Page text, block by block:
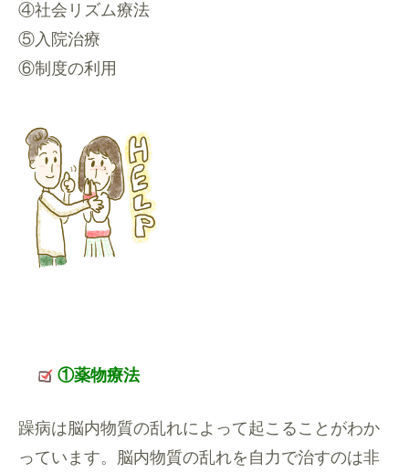
④社会リズム療法
⑤入院治療
⑥制度の利用
①薬物療法
躁病は脳内物質の乱れによって起こることがわか
っています。脳内物質の乱れを自力で治すのは非